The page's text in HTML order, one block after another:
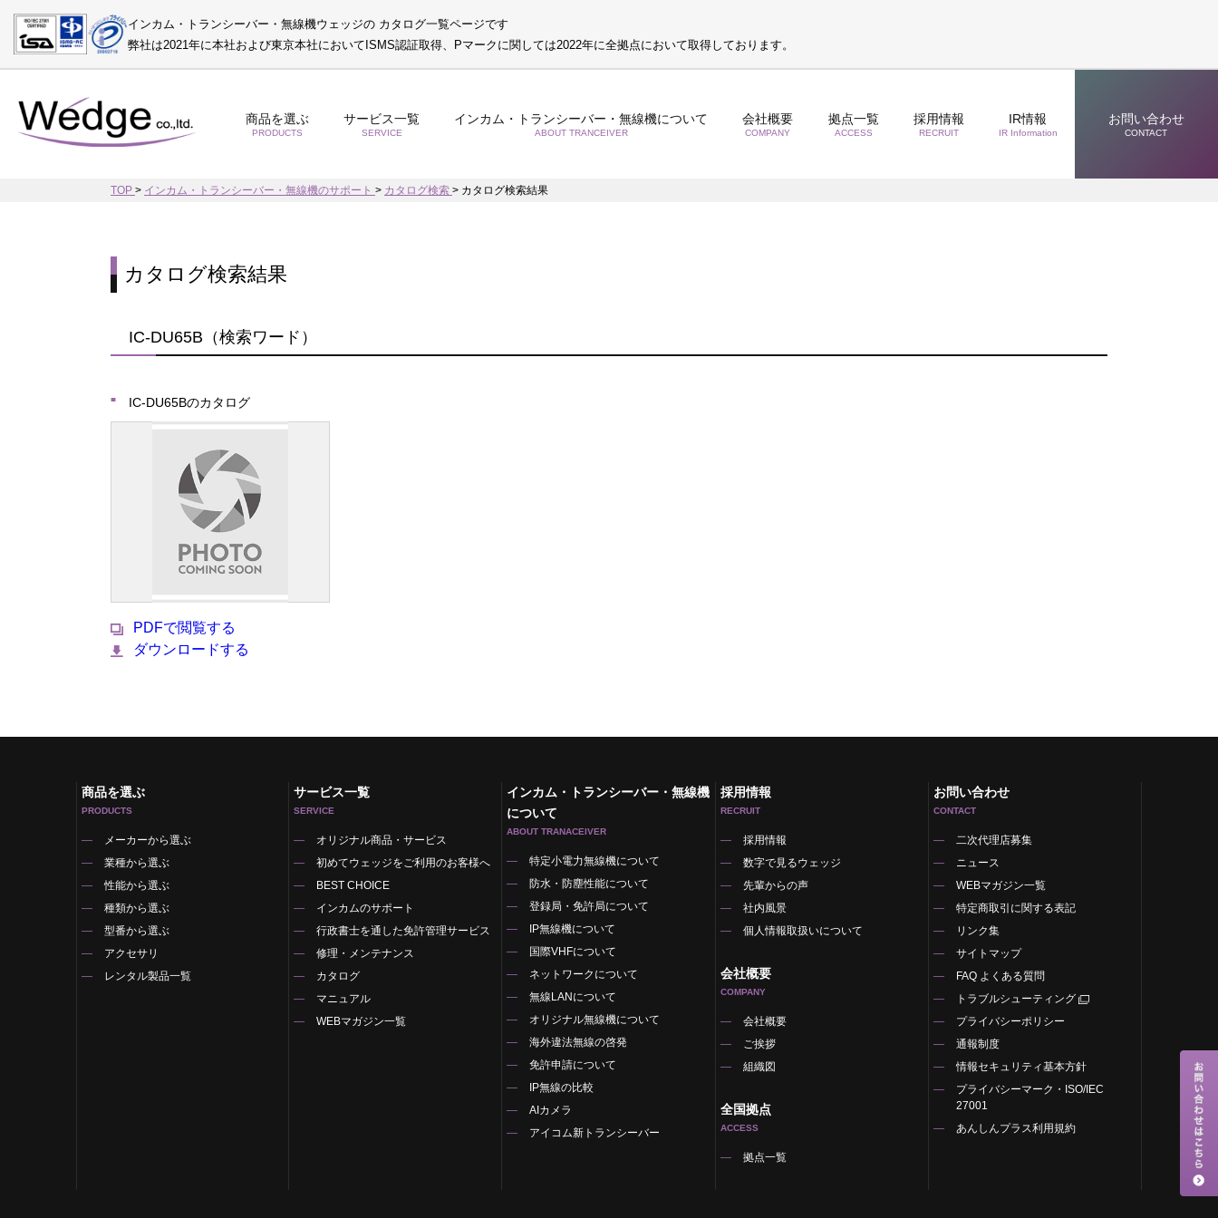
インカム・トランシーバー・無線機ウェッジの カタログ一覧ページです
弊社は2021年に本社および東京本社においてISMS認証取得、Pマークに関しては2022年に全拠点において取得しております。
商品を選ぶ
PRODUCTS
サービス一覧
SERVICE
インカム・トランシーバー・無線機について
ABOUT TRANCEIVER
会社概要
COMPANY
拠点一覧
ACCESS
採用情報
RECRUIT
IR情報
IR Information
お問い合わせ
CONTACT
TOP > インカム・トランシーバー・無線機のサポート > カタログ検索 > カタログ検索結果
カタログ検索結果
IC-DU65B（検索ワード）
IC-DU65Bのカタログ
PDFで閲覧する
ダウンロードする
商品を選ぶ
PRODUCTS
メーカーから選ぶ
業種から選ぶ
性能から選ぶ
種類から選ぶ
型番から選ぶ
アクセサリ
レンタル製品一覧
サービス一覧
SERVICE
オリジナル商品・サービス
初めてウェッジをご利用のお客様へ
BEST CHOICE
インカムのサポート
行政書士を通した免許管理サービス
修理・メンテナンス
カタログ
マニュアル
WEBマガジン一覧
インカム・トランシーバー・無線機
について
ABOUT TRANACEIVER
特定小電力無線機について
防水・防塵性能について
登録局・免許局について
IP無線機について
国際VHFについて
ネットワークについて
無線LANについて
オリジナル無線機について
海外違法無線の啓発
免許申請について
IP無線の比較
AIカメラ
アイコム新トランシーバー
採用情報
RECRUIT
採用情報
数字で見るウェッジ
先輩からの声
社内風景
個人情報取扱いについて
会社概要
COMPANY
会社概要
ご挨拶
組織図
全国拠点
ACCESS
拠点一覧
お問い合わせ
CONTACT
二次代理店募集
ニュース
WEBマガジン一覧
特定商取引に関する表記
リンク集
サイトマップ
FAQ よくある質問
トラブルシューティング
プライバシーポリシー
通報制度
情報セキュリティ基本方針
プライバシーマーク・ISO/IEC
27001
あんしんプラス利用規約